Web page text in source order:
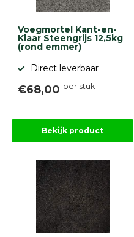
Voegmortel Kant-en-
Klaar Steengrijs 12,5kg
(rond emmer)
Direct leverbaar
€68,00 per stuk
Bekijk product